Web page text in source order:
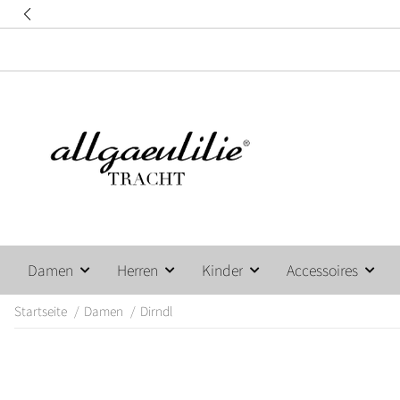
Damen Herren Kinder Accessoires
Startseite Damen Dirndl